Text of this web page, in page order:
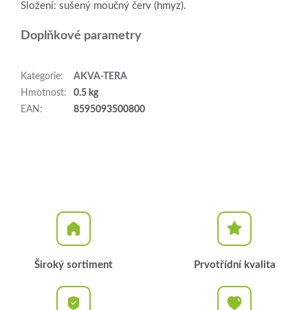
Složení: sušený moučný červ (hmyz).
Doplňkové parametry
Kategorie:
AKVA-TERA
Hmotnost:
0.5 kg
EAN : 8595093500800
Široký sortiment Prvotřídní kvalita